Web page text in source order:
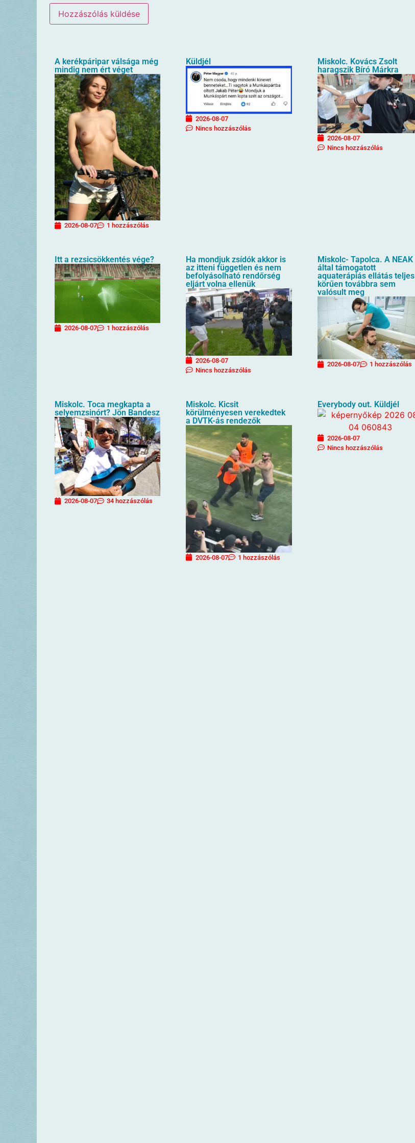
A kerékpáripar válsága még
mindig nem ért véget
2026-08-07 1 hozzászólás
Küldjél
2026-08-07
Nincs hozzászólás
Miskolc. Kovács Zsolt
haragszik Bíró Márkra
2026-08-07
Nincs hozzászólás
Itt a rezsicsökkentés vége?
2026-08-07 1 hozzászólás
Ha mondjuk zsídók akkor is
az itteni független és nem
befolyásolható rendőrség
eljárt volna ellenük
2026-08-07
Nincs hozzászólás
Miskolc- Tapolca. A NEAK
által támogatott
aquaterápiás ellátás teljes
körűen továbbra sem
valósult meg
2026-08-07 1 hozzászólás
Miskolc. Toca megkapta a
selyemzsinórt? Jön Bandesz
2026-08-07 34 hozzászólás
Miskolc. Kicsit
körülményesen verekedtek
a DVTK-ás rendezők
2026-08-07 1 hozzászólás
Everybody out. Küldjél
2026-08-07
Nincs hozzászólás